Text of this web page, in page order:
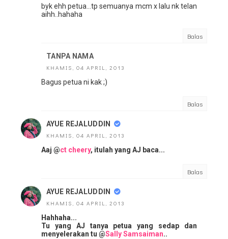
byk ehh petua...tp semuanya mcm x lalu nk telan
aihh..hahaha
Balas
TANPA NAMA
KHAMIS, 04 APRIL, 2013
Bagus petua ni kak ;)
Balas
AYUE REJALUDDIN
KHAMIS, 04 APRIL, 2013
Aaj @ct cheery, itulah yang AJ baca...
Balas
AYUE REJALUDDIN
KHAMIS, 04 APRIL, 2013
Hahhaha...
Tu yang AJ tanya petua yang sedap dan
menyelerakan tu @Sally Samsaiman..